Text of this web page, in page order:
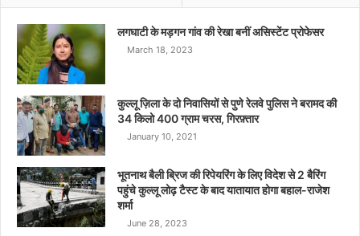
लगघाटी के मड़गन गांव की रेखा बनीं असिस्टेंट प्रोफेसर
March 18, 2023
कुल्लू ज़िला के दो निवासियों से पुणे रेलवे पुलिस ने बरामद की
34 किलो 400 ग्राम चरस, गिरफ़्तार
January 10, 2021
भूतनाथ बैली ब्रिज की रिपेयरिंग के लिए विदेश से 2 बैरिंग
पहुंचे कुल्लू लोढ़ टैस्ट के बाद यातायात होगा बहाल-राजेश
शर्मा
June 28, 2023